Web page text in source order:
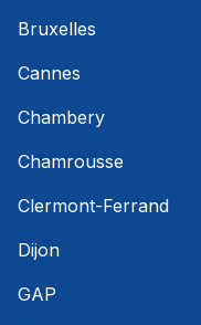
Bruxelles
Cannes
Chambery
Chamrousse
Clermont-Ferrand
Dijon
GAP